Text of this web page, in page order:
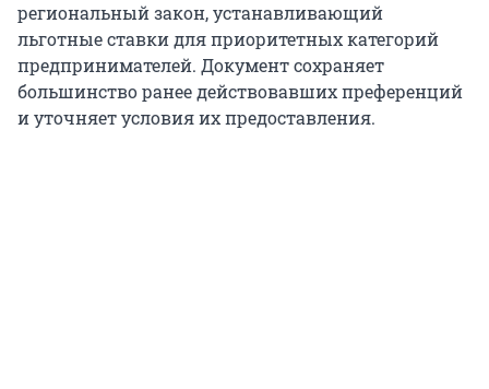
региональный закон, устанавливающий
льготные ставки для приоритетных категорий
предпринимателей. Документ сохраняет
большинство ранее действовавших преференций
и уточняет условия их предоставления.